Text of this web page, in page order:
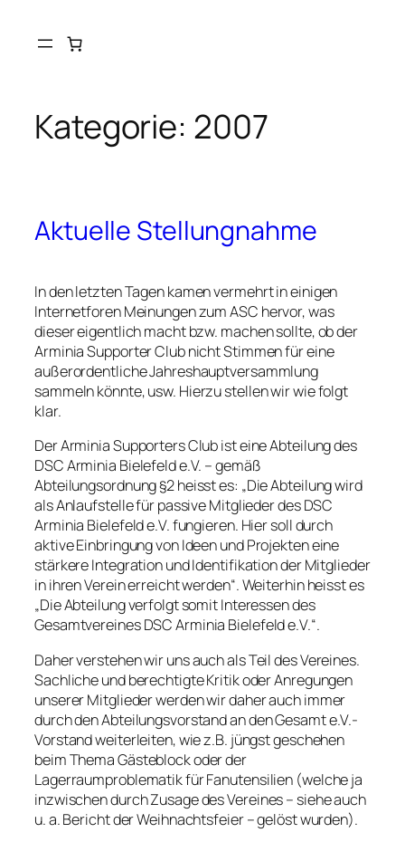
Kategorie: 2007
Aktuelle Stellungnahme
In den letzten Tagen kamen vermehrt in einigen
Internetforen Meinungen zum ASC hervor, was
dieser eigentlich macht bzw. machen sollte, ob der
Arminia Supporter Club nicht Stimmen für eine
außerordentliche Jahreshauptversammlung
sammeln könnte, usw. Hierzu stellen wir wie folgt
klar.
Der Arminia Supporters Club ist eine Abteilung des
DSC Arminia Bielefeld e.V. – gemäß
Abteilungsordnung §2 heisst es: „Die Abteilung wird
als Anlaufstelle für passive Mitglieder des DSC
Arminia Bielefeld e.V. fungieren. Hier soll durch
aktive Einbringung von Ideen und Projekten eine
stärkere Integration und Identifikation der Mitglieder
in ihren Verein erreicht werden“. Weiterhin heisst es
„Die Abteilung verfolgt somit Interessen des
Gesamtvereines DSC Arminia Bielefeld e.V.“.
Daher verstehen wir uns auch als Teil des Vereines.
Sachliche und berechtigte Kritik oder Anregungen
unserer Mitglieder werden wir daher auch immer
durch den Abteilungsvorstand an den Gesamt e.V.-
Vorstand weiterleiten, wie z.B. jüngst geschehen
beim Thema Gästeblock oder der
Lagerraumproblematik für Fanutensilien (welche ja
inzwischen durch Zusage des Vereines – siehe auch
u. a. Bericht der Weihnachtsfeier – gelöst wurden).